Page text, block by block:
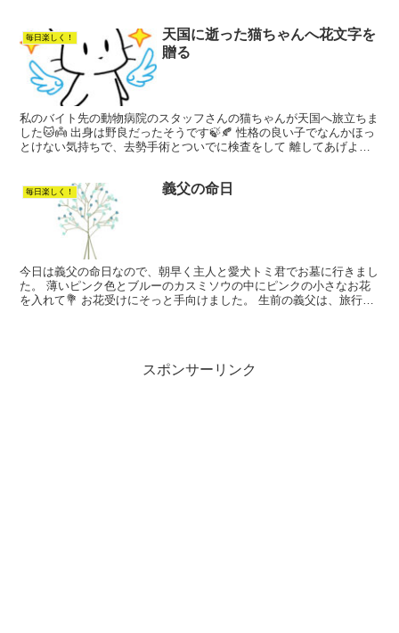
毎日楽しく！
天国に逝った猫ちゃんへ花文字を
贈る
私のバイト先の動物病院のスタッフさんの猫ちゃんが天国へ旅立ちま
した🐱👼 出身は野良だったそうです🍃🍂 性格の良い子でなんかほっ
とけない気持ちで、去勢手術とついでに検査をして 離してあげよう
毎日楽しく！ 義父の命日
今日は義父の命日なので、朝早く主人と愛犬トミ君でお墓に行きまし
た。 薄いピンク色とブルーのカスミソウの中にピンクの小さなお花
を入れて💐 お花受けにそっと手向けました。 生前の義父は、旅行好
スポンサーリンク